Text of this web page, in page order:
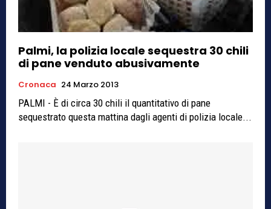
Palmi, la polizia locale sequestra 30 chili
di pane venduto abusivamente
Cronaca 24 Marzo 2013
PALMI - È di circa 30 chili il quantitativo di pane
sequestrato questa mattina dagli agenti di polizia locale...